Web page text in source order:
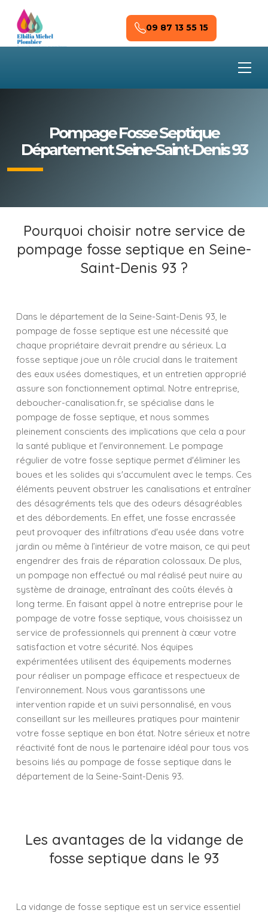
Skip to main content
09 87 13 55 15
Pompage Fosse Septique
Département Seine-Saint-Denis 93
Pourquoi choisir notre service de
pompage fosse septique en Seine-
Saint-Denis 93 ?
Dans le département de la Seine-Saint-Denis 93, le
pompage de fosse septique est une nécessité que
chaque propriétaire devrait prendre au sérieux. La
fosse septique joue un rôle crucial dans le traitement
des eaux usées domestiques, et un entretien approprié
assure son fonctionnement optimal. Notre entreprise,
deboucher-canalisation.fr, se spécialise dans le
pompage de fosse septique, et nous sommes
pleinement conscients des implications que cela a pour
la santé publique et l'environnement. Le pompage
régulier de votre fosse septique permet d'éliminer les
boues et les solides qui s'accumulent avec le temps. Ces
éléments peuvent obstruer les canalisations et entraîner
des désagréments tels que des odeurs désagréables
et des débordements. En effet, une fosse encrassée
peut provoquer des infiltrations d'eau usée dans votre
jardin ou même à l’intérieur de votre maison, ce qui peut
engendrer des frais de réparation colossaux. De plus,
un pompage non effectué ou mal réalisé peut nuire au
système de drainage, entraînant des coûts élevés à
long terme. En faisant appel à notre entreprise pour le
pompage de votre fosse septique, vous choisissez un
service de professionnels qui prennent à cœur votre
satisfaction et votre sécurité. Nos équipes
expérimentées utilisent des équipements modernes
pour réaliser un pompage efficace et respectueux de
l’environnement. Nous vous garantissons une
intervention rapide et un suivi personnalisé, en vous
conseillant sur les meilleures pratiques pour maintenir
votre fosse septique en bon état. Notre sérieux et notre
réactivité font de nous le partenaire idéal pour tous vos
besoins liés au pompage de fosse septique dans le
département de la Seine-Saint-Denis 93.
Les avantages de la vidange de
fosse septique dans le 93
La vidange de fosse septique est un service essentiel